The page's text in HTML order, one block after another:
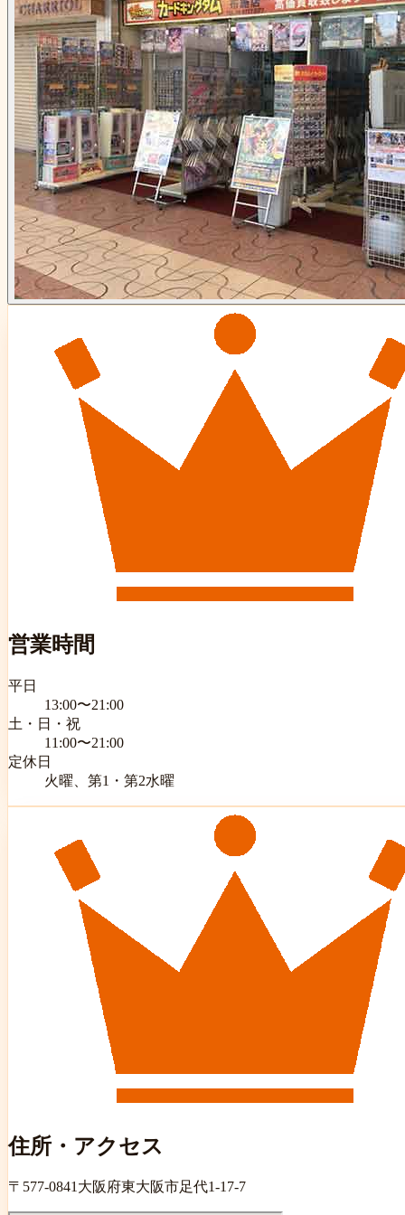
営業時間
平日
13:00〜21:00
土・日・祝
11:00〜21:00
定休日
火曜、第1・第2水曜
住所・アクセス
〒 577-0841大阪府東大阪市足代1-17-7